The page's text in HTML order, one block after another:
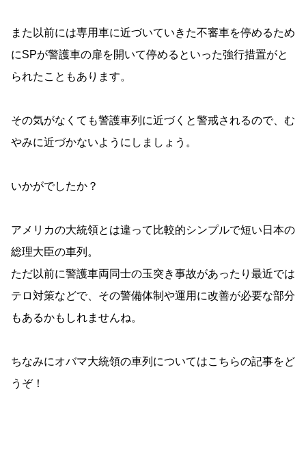
また以前には専用車に近づいていきた不審車を停めるため
にSPが警護車の扉を開いて停めるといった強行措置がと
られたこともあります。
その気がなくても警護車列に近づくと警戒されるので、む
やみに近づかないようにしましょう。
いかがでしたか？
アメリカの大統領とは違って比較的シンプルで短い日本の
総理大臣の車列。
ただ以前に警護車両同士の玉突き事故があったり最近では
テロ対策などで、その警備体制や運用に改善が必要な部分
もあるかもしれませんね。
ちなみにオバマ大統領の車列についてはこちらの記事をど
うぞ！